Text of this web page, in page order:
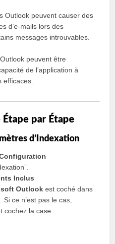
Outlook peuvent causer des
d’e-mails lors des
messages introuvables.
peuvent être
de l’application à
Étape par Étape
d’Indexation
Inclus
Outlook est coché dans
ce n’est pas le cas,
cochez la case